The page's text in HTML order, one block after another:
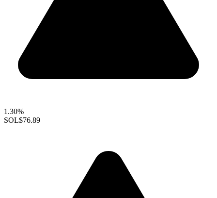
1.30%
SOL$76.89